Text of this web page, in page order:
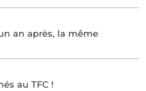
an après, la même
au TFC !